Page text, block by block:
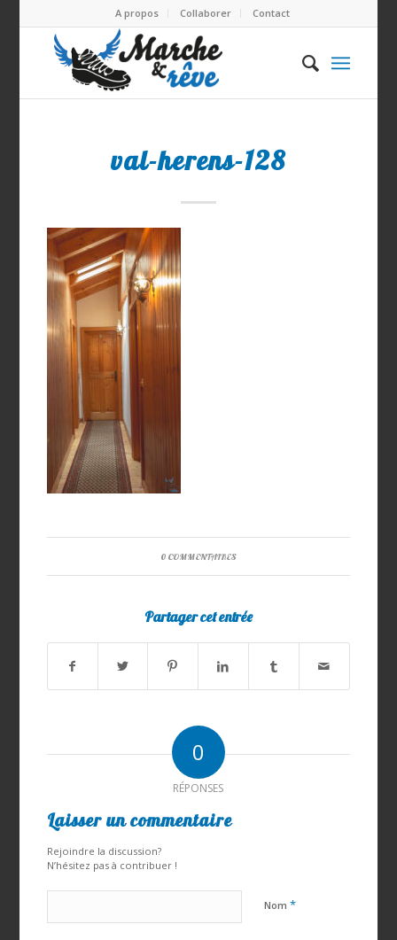
A propos Collaborer Contact
val-herens-128
0 COMMENTAIRES
Partager cet entrée
0
RÉPONSES
Laisser un commentaire
Rejoindre la discussion?
N’hésitez pas à contribuer !
Nom *